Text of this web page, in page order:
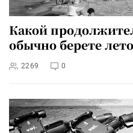
Какой
обычно берете
2269 0